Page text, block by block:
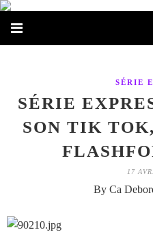
SÉRIE
SÉRIE
SON TIK
17
By Ca